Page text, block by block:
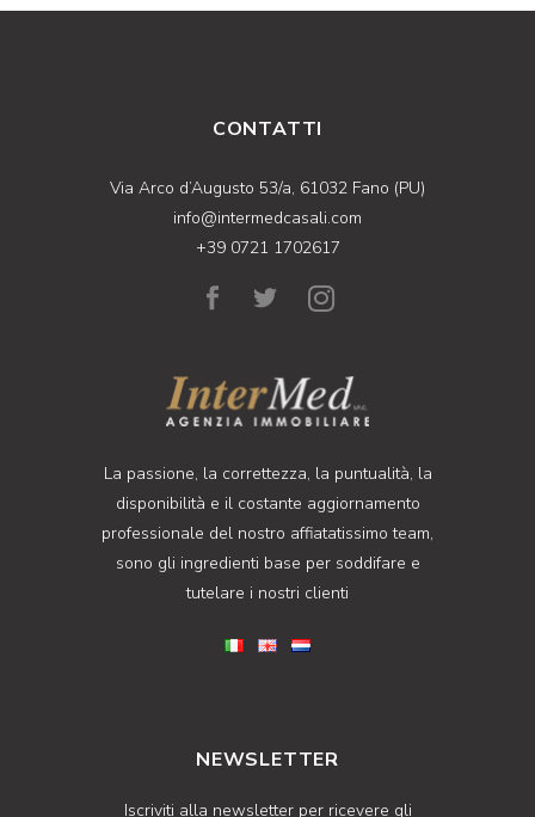
CONTATTI
Via Arco d’Augusto 53/a, 61032 Fano (PU)
info@intermedcasali.com
+39 0721 1702617
La passione, la correttezza, la puntualità, la
disponibilità e il costante aggiornamento
professionale del nostro affiatatissimo team,
sono gli ingredienti base per soddifare e
tutelare i nostri clienti
NEWSLETTER
Iscriviti alla newsletter per ricevere gli